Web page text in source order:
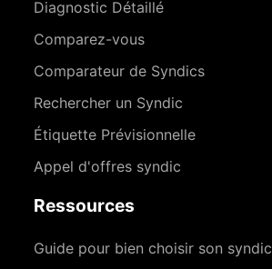
Diagnostic Détaillé
Comparez-vous
Comparateur de Syndics
Rechercher un Syndic
Étiquette Prévisionnelle
Appel d'offres syndic
Ressources
Guide pour bien choisir son syndic